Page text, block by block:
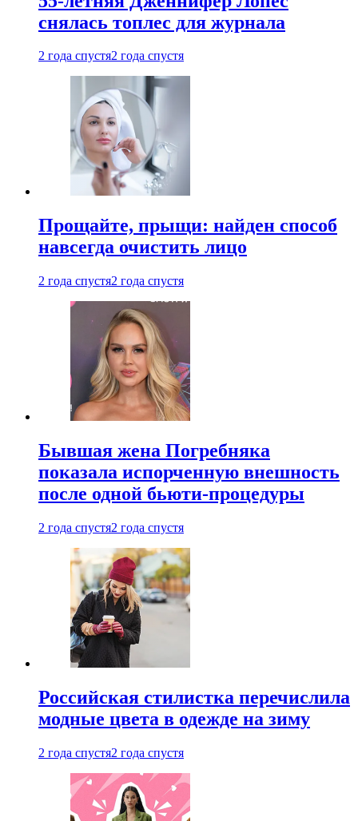
снялась топлес для журнала
2 года спустя2 года спустя
Прощайте, прыщи: найден способ
навсегда очистить лицо
2 года спустя2 года спустя
Бывшая жена Погребняка
показала испорченную внешность
после одной бьюти-процедуры
2 года спустя2 года спустя
Российская стилистка перечислила
модные цвета в одежде на зиму
2 года спустя2 года спустя